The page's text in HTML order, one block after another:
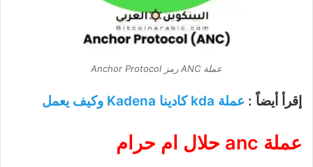
عملة ANC رمز Anchor Protocol
إقرأ أيضاً : عملة kda كادينا Kadena وكيف يعمل
عملة anc حلال ام حرام